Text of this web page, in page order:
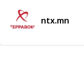
ntx.mn